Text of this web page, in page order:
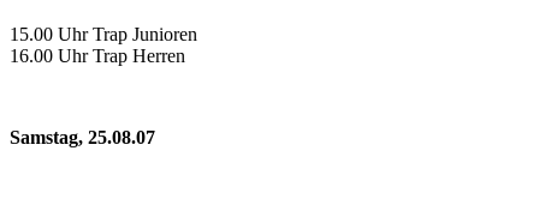
15.00 Uhr Trap Junioren
16.00 Uhr Trap Herren
Samstag, 25.08.07